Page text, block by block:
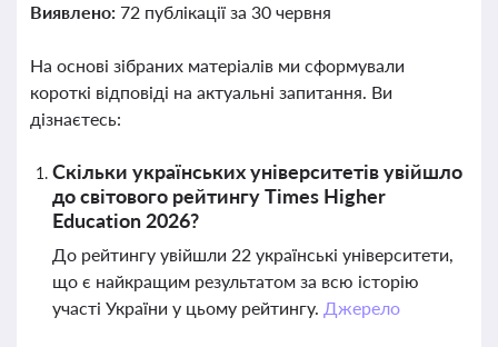
Виявлено: 72 публікації за 30 червня
На основі зібраних матеріалів ми сформували
короткі відповіді на актуальні запитання. Ви
дізнаєтесь:
Скільки українських університетів увійшло
до світового рейтингу Times Higher
Education 2026?
До рейтингу увійшли 22 українські університети,
що є найкращим результатом за всю історію
участі України у цьому рейтингу. Джерело